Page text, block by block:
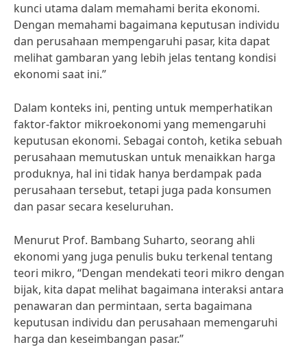
kunci utama dalam memahami berita ekonomi.
Dengan memahami bagaimana keputusan individu
dan perusahaan mempengaruhi pasar, kita dapat
melihat gambaran yang lebih jelas tentang kondisi
ekonomi saat ini.”
Dalam konteks ini, penting untuk memperhatikan
faktor-faktor mikroekonomi yang memengaruhi
keputusan ekonomi. Sebagai contoh, ketika sebuah
perusahaan memutuskan untuk menaikkan harga
produknya, hal ini tidak hanya berdampak pada
perusahaan tersebut, tetapi juga pada konsumen
dan pasar secara keseluruhan.
Menurut Prof. Bambang Suharto, seorang ahli
ekonomi yang juga penulis buku terkenal tentang
teori mikro, “Dengan mendekati teori mikro dengan
bijak, kita dapat melihat bagaimana interaksi antara
penawaran dan permintaan, serta bagaimana
keputusan individu dan perusahaan memengaruhi
harga dan keseimbangan pasar.”